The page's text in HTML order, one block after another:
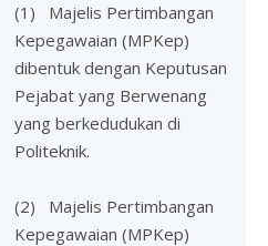
(1) Majelis Pertimbangan
Kepegawaian (MPKep)
dibentuk dengan Keputusan
Pejabat yang Berwenang
yang berkedudukan di
Politeknik.
(2) Majelis Pertimbangan
Kepegawaian (MPKep)